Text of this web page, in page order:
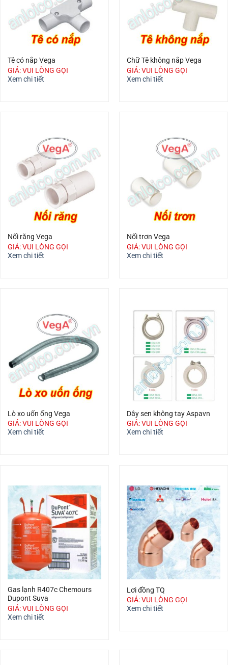
Tê có nắp Vega
GIÁ: VUI LÒNG GỌI
Xem chi tiết
Chữ Tê không nắp Vega
GIÁ: VUI LÒNG GỌI
Xem chi tiết
Nối răng Vega
GIÁ: VUI LÒNG GỌI
Xem chi tiết
Nối trơn Vega
GIÁ: VUI LÒNG GỌI
Xem chi tiết
Lò xo uốn ống Vega
GIÁ: VUI LÒNG GỌI
Xem chi tiết
Dây sen không tay Aspavn
GIÁ: VUI LÒNG GỌI
Xem chi tiết
Gas lạnh R407c Chemours
Dupont Suva
GIÁ: VUI LÒNG GỌI
Xem chi tiết
Lơi đồng TQ
GIÁ: VUI LÒNG GỌI
Xem chi tiết